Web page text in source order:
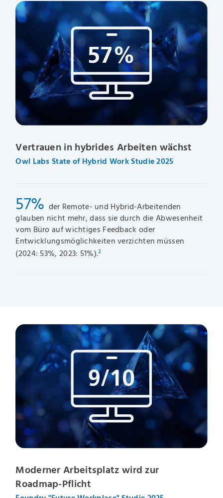
Vertrauen in hybrides Arbeiten wächst
Owl Labs State of Hybrid Work Studie 2025
57%
der Remote- und Hybrid-Arbeitenden
glauben nicht mehr, dass sie durch die Abwesenheit
vom Büro auf wichtiges Feedback oder
Entwicklungsmöglichkeiten verzichten müssen
(2024: 53%, 2023: 51%).²
Moderner Arbeitsplatz wird zur
Roadmap-Pflicht